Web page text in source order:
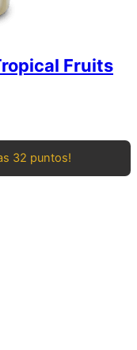
Fruits
32 puntos!